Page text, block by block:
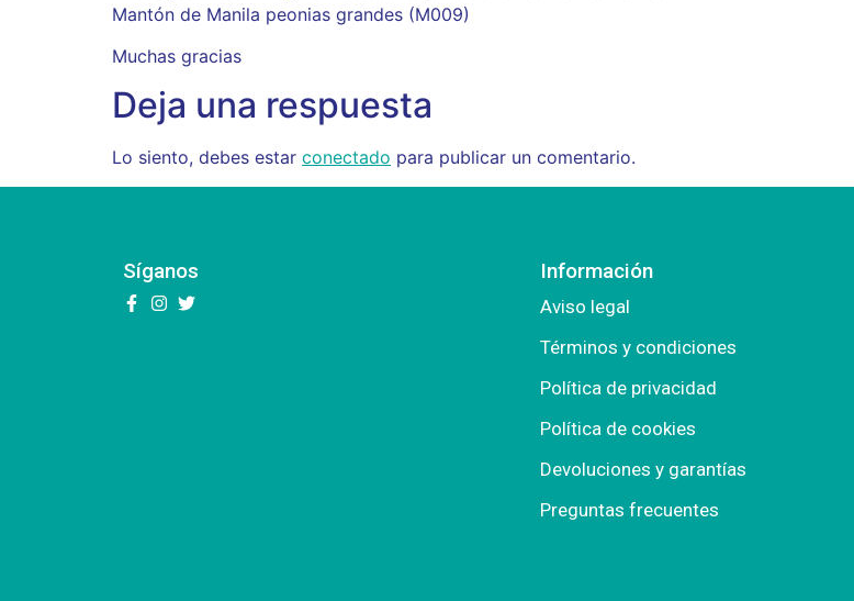
Mantón de Manila peonias grandes (M009)
Muchas gracias
Deja una respuesta
Lo siento, debes estar conectado para publicar un comentario.
Síganos Información
Aviso legal
Términos y condiciones
Política de privacidad
Política de cookies
Devoluciones y garantías
Preguntas frecuentes